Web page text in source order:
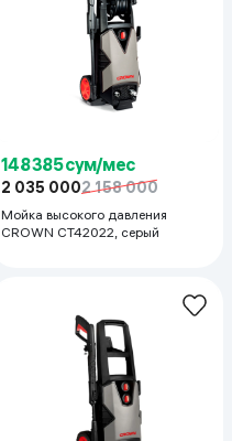
148 385 сум/мес
2 035 0002 158 000
Мойка высокого давления
CROWN CT42022, серый